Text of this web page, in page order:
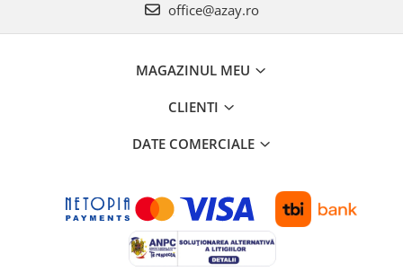
office@azay.ro
MAGAZINUL MEU
CLIENTI
DATE COMERCIALE